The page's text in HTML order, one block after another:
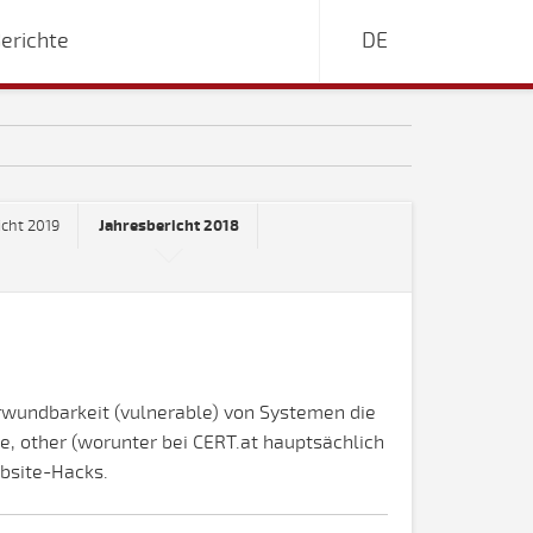
DE
2019 Jahresbericht 2018
(vulnerable) von Systemen die
other (worunter bei CERT.at hauptsächlich
Hacks.